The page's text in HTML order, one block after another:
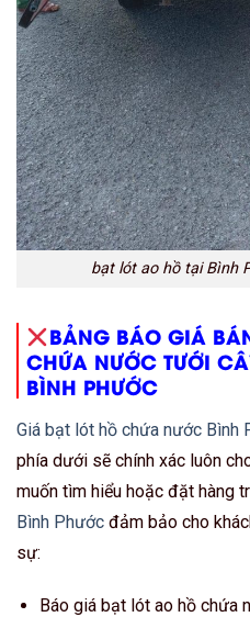
bạt lót ao hồ tại Bình
BẢNG BÁO GIÁ
CHỨA NƯỚC TƯỚI
BÌNH PHƯỚC
Giá bạt lót hồ chứa nước Bình
phía dưới sẽ chính xác luôn
muốn tìm hiểu hoặc đặt hàng
Bình Phước đảm bảo cho
sự:
Báo giá bạt lót ao hồ chứa